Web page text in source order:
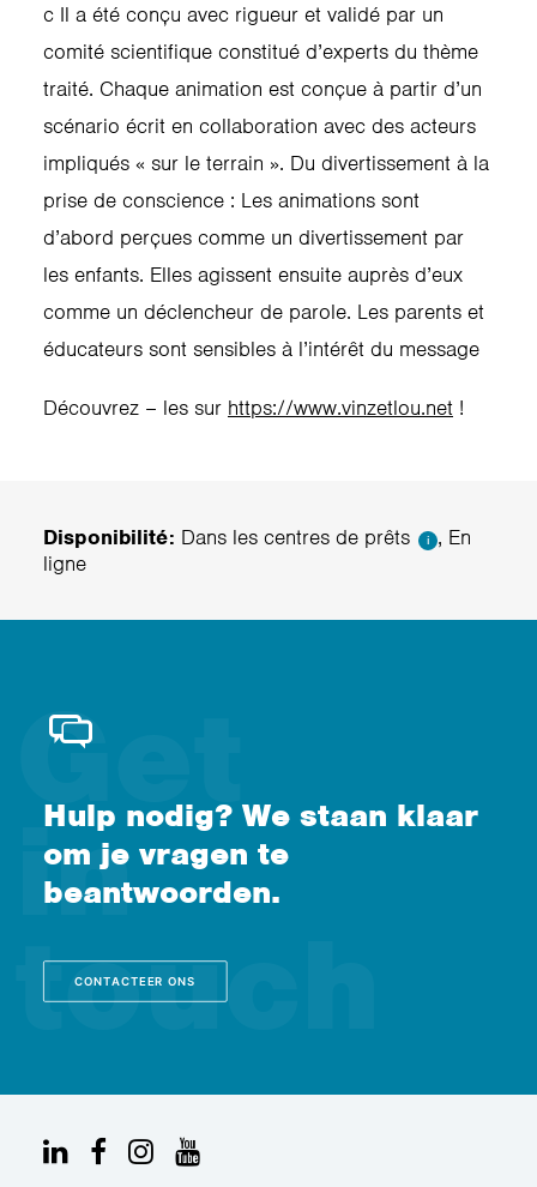
c Il a été conçu avec rigueur et validé par un
comité scientifique constitué d’experts du thème
traité. Chaque animation est conçue à partir d’un
scénario écrit en collaboration avec des acteurs
impliqués « sur le terrain ». Du divertissement à la
prise de conscience : Les animations sont
d’abord perçues comme un divertissement par
les enfants. Elles agissent ensuite auprès d’eux
comme un déclencheur de parole. Les parents et
éducateurs sont sensibles à l’intérêt du message
Découvrez – les sur https://www.vinzetlou.net !
Disponibilité: Dans les centres de prêts i
, En
ligne
Hulp nodig? We staan klaar
om je vragen te
beantwoorden.
CONTACTEER ONS